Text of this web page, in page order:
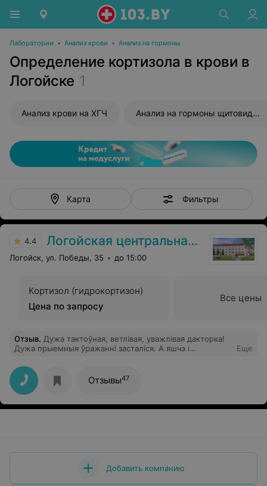
Лаборатории • Анализ крови • Анализ на гормоны
Определение кортизола в крови в
Логойске 1
Анализ крови на ХГЧ Анализ на гормоны щитовидной железы
Карта Фильтры
4.4 Логойская центральная районная больница
Логойск, ул. Победы, 35 до 15:00
Кортизол (гидрокортизон)
Цена по запросу
Все цены
Отзыв. Дужа тактоўная, ветлівая, уважлівая дакторка!
Дужа прыемныя ўражанні засталіся. А яшчэ і
Еще
Отзывы47
Добавить компанию